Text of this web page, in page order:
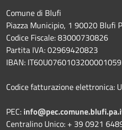
Comune di Blufi
Piazza Municipio, 1 90020 Blufi
Codice Fiscale: 83000730826
Partita IVA: 02969420823
IBAN:
Codice fatturazione elettronica:
PEC:
Centralino Unico: + 39 0921